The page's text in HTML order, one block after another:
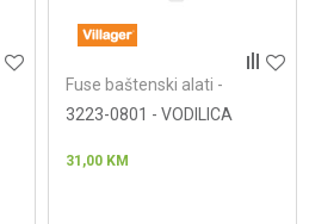
Fuse baštenski alati -
3223-0801 - VODILICA
31,00 KM